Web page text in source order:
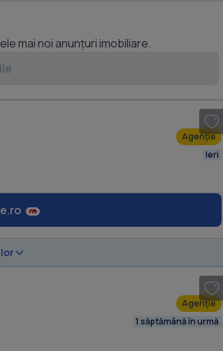
mai noi anunțuri imobiliare.
Agenție
Ieri
Agenție
1 săptămână în urmă